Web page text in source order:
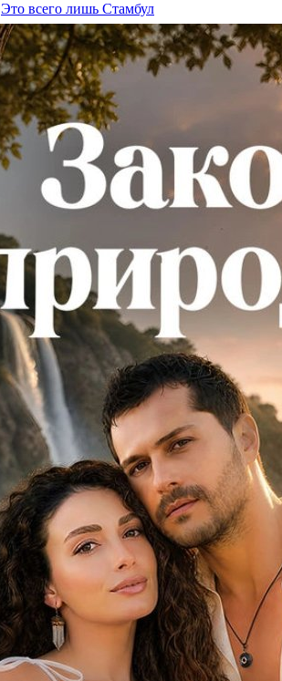
Это всего лишь Стамбул